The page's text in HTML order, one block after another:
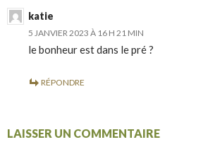
katie
5 JANVIER 2023 À 16 H 21 MIN
le bonheur est dans le pré ?
RÉPONDRE
LAISSER UN COMMENTAIRE